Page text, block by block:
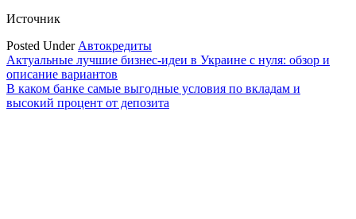
Источник
Posted Under Автокредиты
Навигация
по
записям
Актуальные лучшие бизнес-идеи в Украине с нуля: обзор и
описание вариантов
В каком банке самые выгодные условия по вкладам и
высокий процент от депозита